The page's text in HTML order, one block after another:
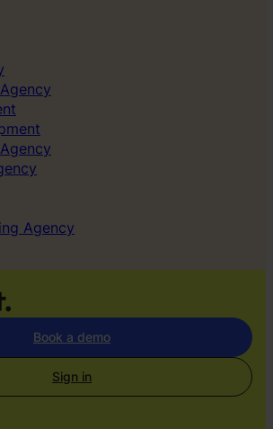
Agency
Book a demo
Sign in